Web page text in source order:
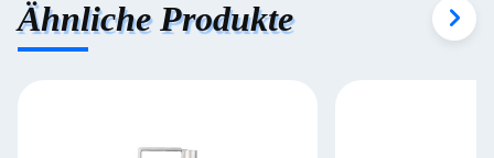
Ähnliche Produkte